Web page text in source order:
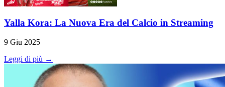
Yalla Kora: La Nuova Era del Calcio in Streaming
9 Giu 2025
Leggi di più →